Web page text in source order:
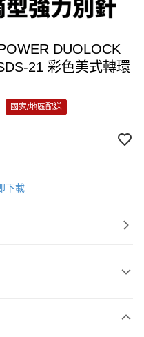
DUOLOCK
21 彩色美式轉環
國家/地區配送
下載